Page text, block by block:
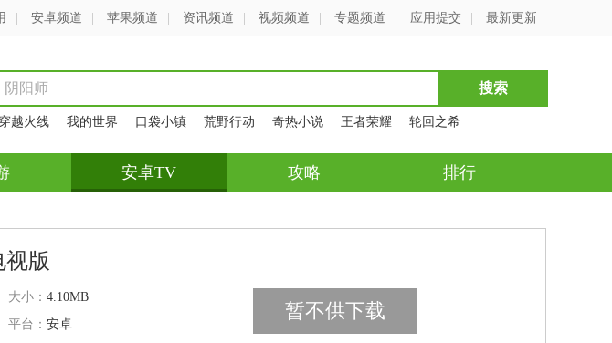
安卓频道 苹果频道 资讯频道 视频频道 专题频道 应用提交 最新更新
穿越火线 我的世界 口袋小镇 荒野行动 奇热小说 王者荣耀 轮回之希
安卓TV 攻略 排行
视版
大小： 4.10MB
平台： 安卓
暂不供下载